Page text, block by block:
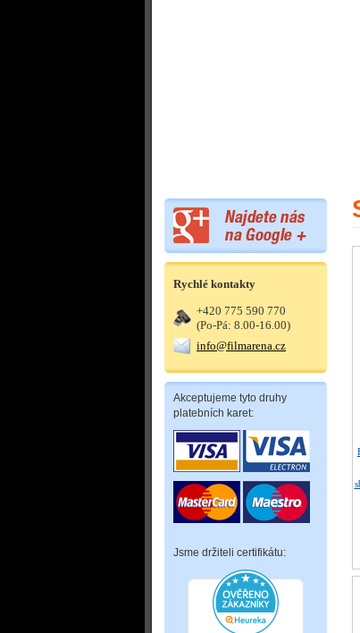
Rychlé kontakty
+420 775 590 770
(Po-Pá: 8.00-16.00)
info@filmarena.cz
Akceptujeme tyto druhy
platebních karet:
Jsme držiteli certifikátu: